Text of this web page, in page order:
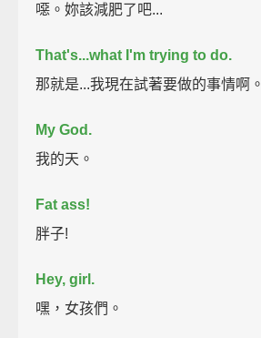
噁。妳該減肥了吧...
That's...what I'm trying to do.
那就是...我現在試著要做的事情啊。
My God.
我的天。
Fat ass!
胖子!
Hey, girl.
嘿，女孩們。